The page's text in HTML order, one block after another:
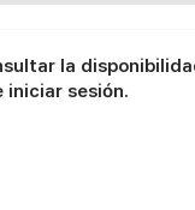
la
iniciar sesión.